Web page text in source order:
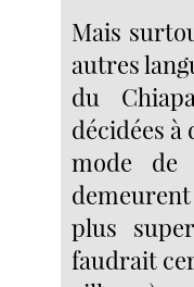
Mais
autres
du
décidées
mode de
plus
faudrait